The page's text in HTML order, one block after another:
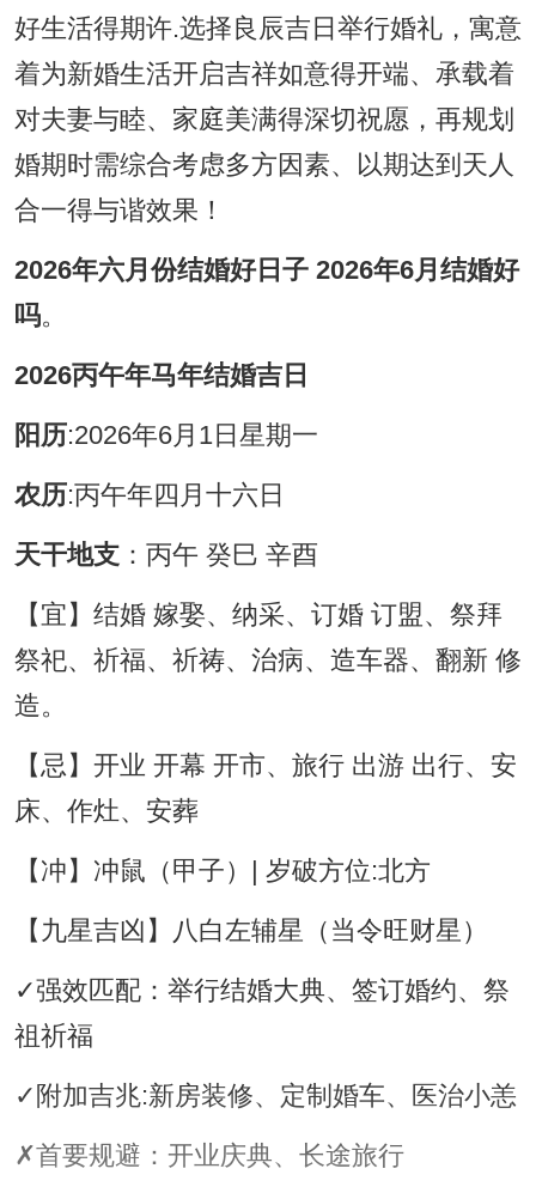
好生活得期许.选择良辰吉日举行婚礼，寓意
着为新婚生活开启吉祥如意得开端、承载着
对夫妻与睦、家庭美满得深切祝愿，再规划
婚期时需综合考虑多方因素、以期达到天人
合一得与谐效果！
2026年六月份结婚好日子 2026年6月结婚好
吗。
2026丙午年马年结婚吉日
阳历:2026年6月1日星期一
农历:丙午年四月十六日
天干地支：丙午 癸巳 辛酉
【宜】结婚 嫁娶、纳采、订婚 订盟、祭拜
祭祀、祈福、祈祷、治病、造车器、翻新 修
造。
【忌】开业 开幕 开市、旅行 出游 出行、安
床、作灶、安葬
【冲】冲鼠（甲子）| 岁破方位:北方
【九星吉凶】八白左辅星（当令旺财星）
✓强效匹配：举行结婚大典、签订婚约、祭
祖祈福
✓附加吉兆:新房装修、定制婚车、医治小恙
✗首要规避：开业庆典、长途旅行